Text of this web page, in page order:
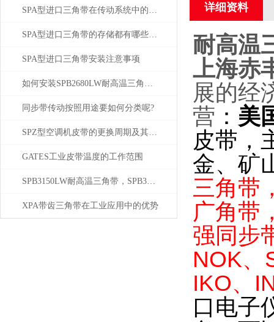
SPA型进口三角带在传动系统中的重要性
SPA型进口三角带的存储都有哪些学问？
SPA型进口三角带安装注意事项
如何安装SPB2680LW耐高温三角带及保养传动装置
同步带传动按照用途要如何分类呢?
SPZ型空调机皮带的更换周期及其重要性
GATES工业皮带温度的工作范围
SPB3150LW耐高温三角带，SPB3150LW
XPA带齿三角带在工业应用中的优势
详细资料
耐高温
上海赤
展的经
营 ： 美
皮带，
金、矿
三角带
广角带
强同步
NOK、
IKO、
口电子